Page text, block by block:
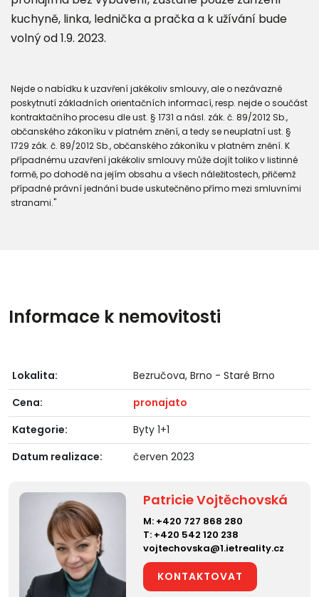
kuchyně, linka, lednička a pračka a k užívání bude
volný od 1.9. 2023.
Nejde o nabídku k uzavření jakékoliv smlouvy, ale o nezávazné
poskytnutí základních orientačních informací, resp. nejde o součást
kontraktačního procesu dle ust. § 1731 a násl. zák. č. 89/2012 Sb.,
občanského zákoníku v platném znění, a tedy se neuplatní ust. §
1729 zák. č. 89/2012 Sb., občanského zákoníku v platném znění. K
případnému uzavření jakékoliv smlouvy může dojít toliko v listinné
formě, po dohodě na jejím obsahu a všech náležitostech, přičemž
případné právní jednání bude uskutečněno přímo mezi smluvními
stranami."
Informace k nemovitosti
Lokalita:
Bezručova, Brno - Staré Brno
Cena:
pronajato
Kategorie:
Byty 1+1
Datum realizace:
červen 2023
Patricie Vojtěchovská
M: +420 727 868 280
T: +420 542 120 238
vojtechovska@1.ietreality.cz
KONTAKTOVAT